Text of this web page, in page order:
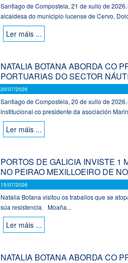
Santiago de Compostela, 21 de xullo de
alcaldesa do municipio lucense de Cervo,
Ler máis ...
NATALIA BOTANA ABORDA CO
PORTUARIAS DO SECTOR
20/07/2026
Santiago de Compostela, 20 de xullo de
institucional co presidente da asociación
Ler máis ...
PORTOS DE GALICIA INVISTE 1
NO PEIRAO MEXILLOEIRO DE
15/07/2026
Natalia Botana visitou os traballos que se
súa resistencia. Moaña...
Ler máis ...
NATALIA BOTANA ABORDA CO